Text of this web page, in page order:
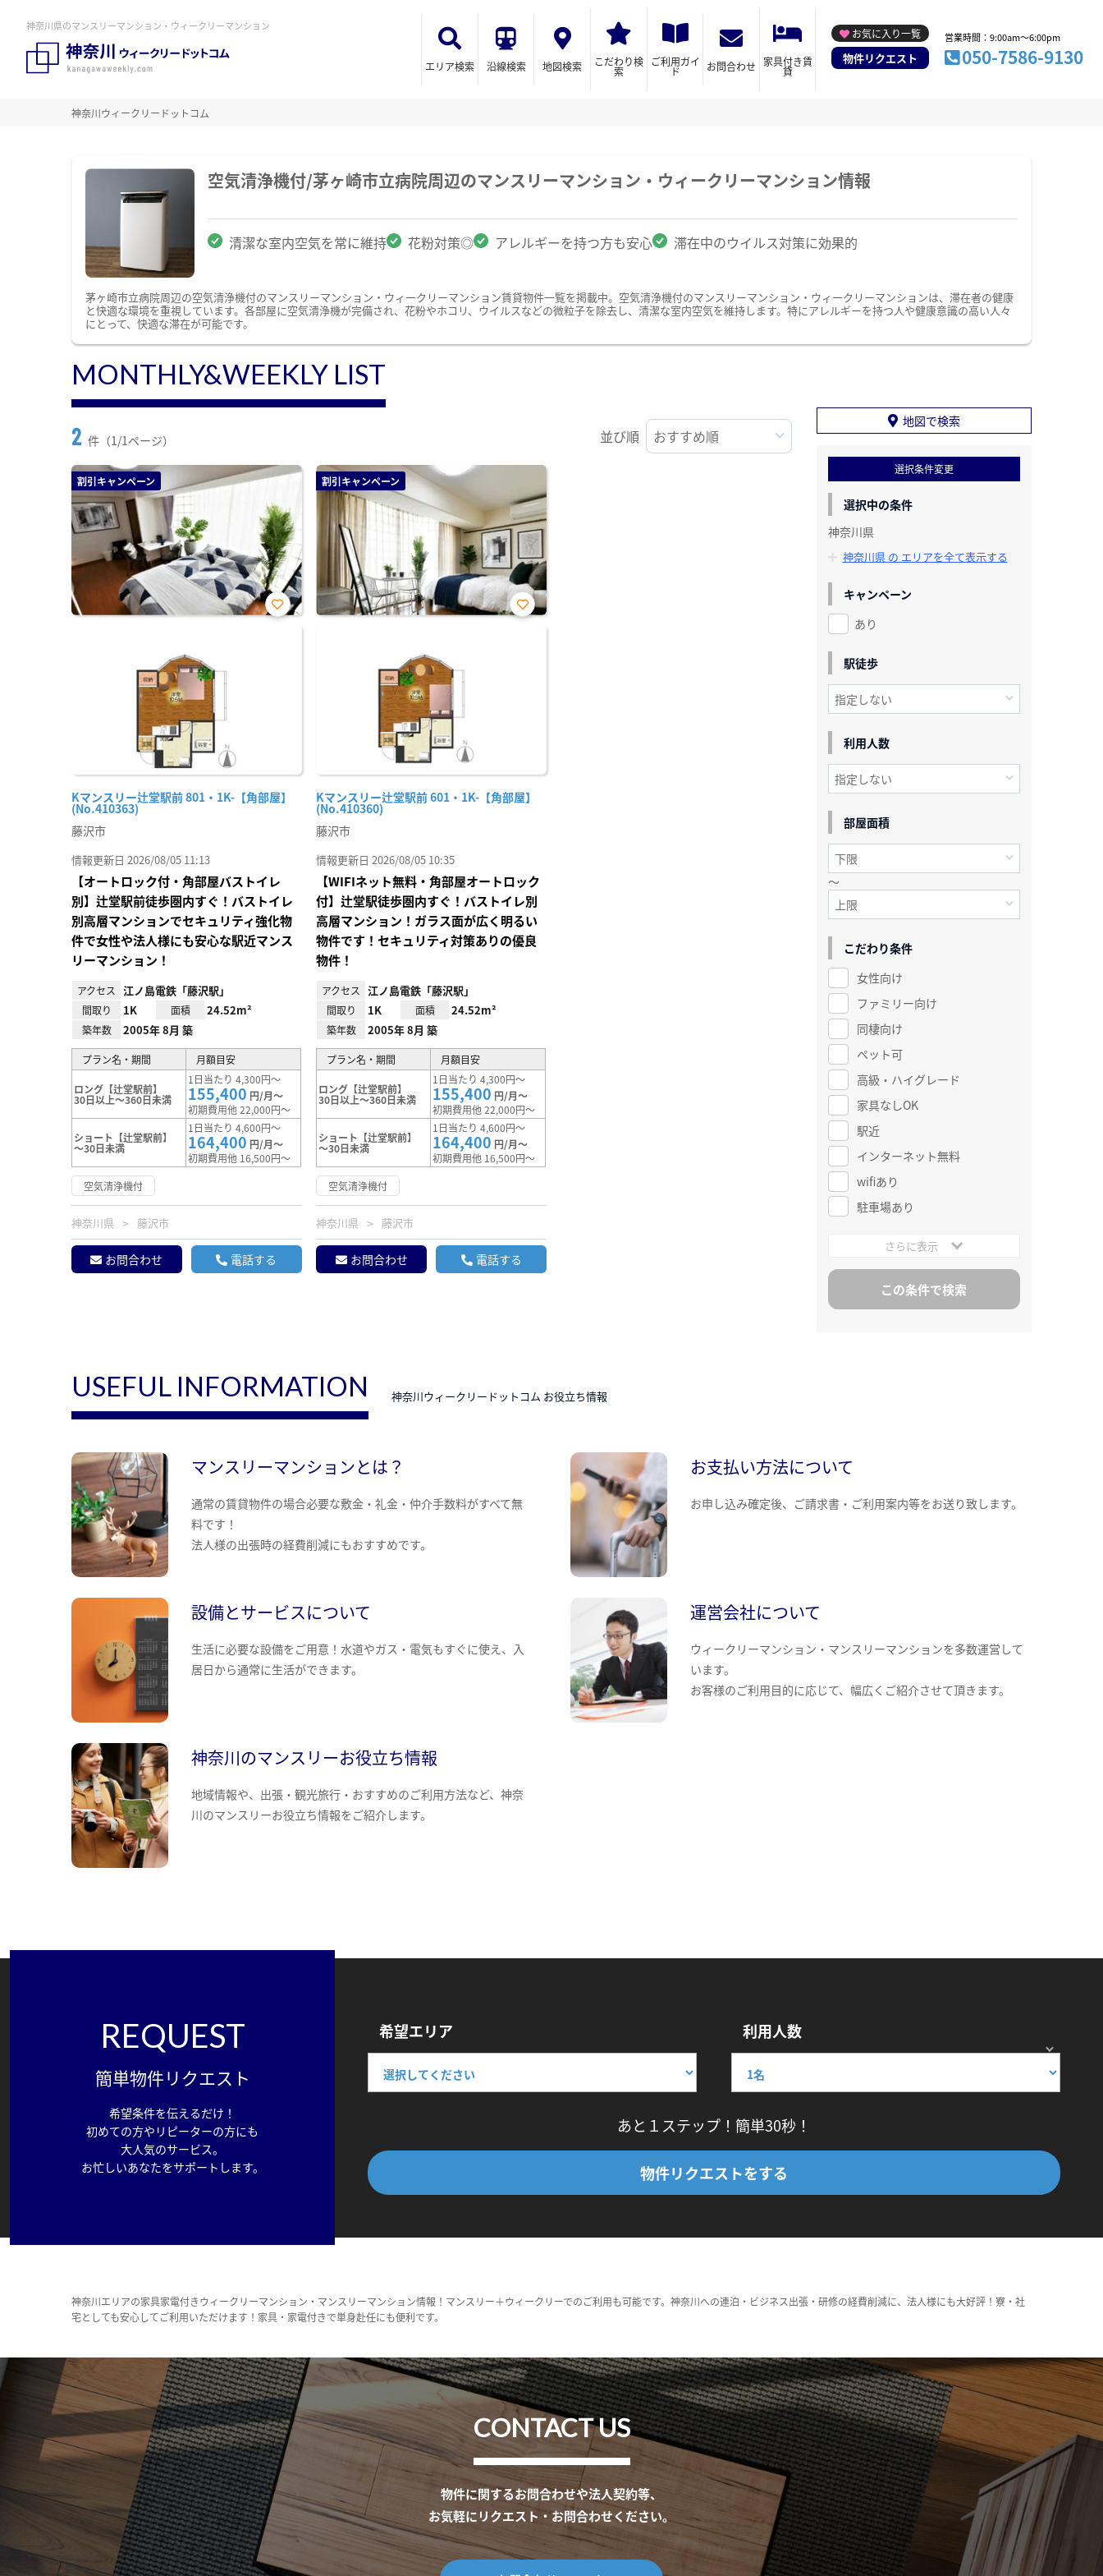
神奈川県のマンスリーマンション・ウィークリーマンション
エリア検索 沿線検索 地図検索 こだわり検
索
ご利用ガイ
ド お問合わせ 家具付き賃
貸
お気に入り一覧
物件リクエスト
営業時間：9:00am～6:00pm
050-7586-9130
神奈川ウィークリードットコム
空気清浄機付/茅ヶ崎市立病院周辺のマンスリーマンション・ウィークリーマンション情報
清潔な室内空気を常に維持 花粉対策◎ アレルギーを持つ方も安心 滞在中のウイルス対策に効果的
茅ヶ崎市立病院周辺の空気清浄機付のマンスリーマンション・ウィークリーマンション賃貸物件一覧を掲載中。空気清浄機付のマンスリーマンション・ウィークリーマンションは、滞在者の健康
と快適な環境を重視しています。各部屋に空気清浄機が完備され、花粉やホコリ、ウイルスなどの微粒子を除去し、清潔な室内空気を維持します。特にアレルギーを持つ人や健康意識の高い人々
にとって、快適な滞在が可能です。
MONTHLY&WEEKLY LIST
2 件（1/1ページ） 並び順
割引キャンペーン
Kマンスリー辻堂駅前 801・1K-【角部屋】
(No.410363)
お気
藤沢市
情報更新日 2026/08/05 11:13
【オートロック付・角部屋バストイレ
別】辻堂駅前徒歩圏内すぐ！バストイレ
別高層マンションでセキュリティ強化物
件で女性や法人様にも安心な駅近マンス
リーマンション！
アクセス 江ノ島電鉄「藤沢駅」
間取り 1K 面積 24.52m²
築年数 2005年 8月 築
プラン名・期間 月額目安
ロング【辻堂駅前】
30日以上～360日未満
1日当たり 4,300円～
155,400 円/月～
初期費用他 22,000円～
ショート【辻堂駅前】
～30日未満
1日当たり 4,600円～
164,400 円/月～
初期費用他 16,500円～
空気清浄機付
神奈川県 藤沢市
お問合わせ 電話する
割引キャンペーン
Kマンスリー辻堂駅前 601・1K-【角部屋】
(No.410360)
お気
藤沢市
情報更新日 2026/08/05 10:35
【WIFIネット無料・角部屋オートロック
付】辻堂駅徒歩圏内すぐ！バストイレ別
高層マンション！ガラス面が広く明るい
物件です！セキュリティ対策ありの優良
物件！
アクセス 江ノ島電鉄「藤沢駅」
間取り 1K 面積 24.52m²
築年数 2005年 8月 築
プラン名・期間 月額目安
ロング【辻堂駅前】
30日以上～360日未満
1日当たり 4,300円～
155,400 円/月～
初期費用他 22,000円～
ショート【辻堂駅前】
～30日未満
1日当たり 4,600円～
164,400 円/月～
初期費用他 16,500円～
空気清浄機付
神奈川県 藤沢市
お問合わせ 電話する
地図で検索
選択条件変更
選択中の条件
神奈川県
神奈川県 の エリアを全て表示する
キャンペーン
あり
駅徒歩
利用人数
部屋面積
～
こだわり条件
女性向け
ファミリー向け
同棲向け
ペット可
高級・ハイグレード
家具なしOK
駅近
インターネット無料
wifiあり
駐車場あり
さらに表示
USEFUL INFORMATION 神奈川ウィークリードットコム お役立ち情報
マンスリーマンションとは？
通常の賃貸物件の場合必要な敷金・礼金・仲介手数料がすべて無
料です！
法人様の出張時の経費削減にもおすすめです。
お支払い方法について
お申し込み確定後、ご請求書・ご利用案内等をお送り致します。
設備とサービスについて
生活に必要な設備をご用意！水道やガス・電気もすぐに使え、入
居日から通常に生活ができます。
運営会社について
ウィークリーマンション・マンスリーマンションを多数運営して
います。
お客様のご利用目的に応じて、幅広くご紹介させて頂きます。
神奈川のマンスリーお役立ち情報
地域情報や、出張・観光旅行・おすすめのご利用方法など、神奈
川のマンスリーお役立ち情報をご紹介します。
REQUEST
簡単物件リクエスト
希望条件を伝えるだけ！
初めての方やリピーターの方にも
大人気のサービス。
お忙しいあなたをサポートします。
希望エリア 利用人数
あと１ステップ！簡単30秒！
物件リクエストをする
神奈川エリアの家具家電付きウィークリーマンション・マンスリーマンション情報！マンスリー＋ウィークリーでのご利用も可能です。神奈川への連泊・ビジネス出張・研修の経費削減に、法人様にも大好評！寮・社
宅としても安心してご利用いただけます！家具・家電付きで単身赴任にも便利です。
CONTACT US
物件に関するお問合わせや法人契約等、
お気軽にリクエスト・お問合わせください。